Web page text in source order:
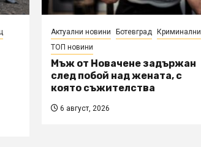
Актуални новини Ботевград
Криминални
ТОП новини
Мъж от Новачене задържан
след побой над жената, с
която съжителства
6 август, 2026